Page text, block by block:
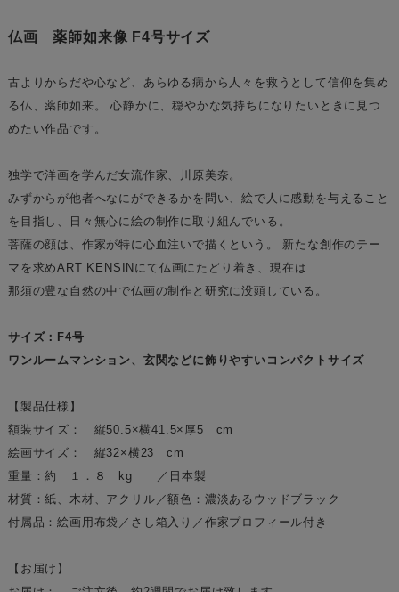
仏画 薬師如来像 F4号サイズ
古よりからだや心など、あらゆる病から人々を救うとして信仰を集め
る仏、薬師如来。 心静かに、穏やかな気持ちになりたいときに見つ
めたい作品です。
独学で洋画を学んだ女流作家、川原美奈。
みずからが他者へなにができるかを問い、絵で人に感動を与えること
を目指し、日々無心に絵の制作に取り組んでいる。
菩薩の顔は、作家が特に心血注いで描くという。 新たな創作のテー
マを求めART KENSINにて仏画にたどり着き、現在は
那須の豊な自然の中で仏画の制作と研究に没頭している。
サイズ：F4号
ワンルームマンション、玄関などに飾りやすいコンパクトサイズ
【製品仕様】
額装サイズ： 縦50.5×横41.5×厚5 cm
絵画サイズ： 縦32×横23 cm
重量：約 １．８ kg ／日本製
材質：紙、木材、アクリル／額色：濃淡あるウッドブラック
付属品：絵画用布袋／さし箱入り／作家プロフィール付き
【お届け】